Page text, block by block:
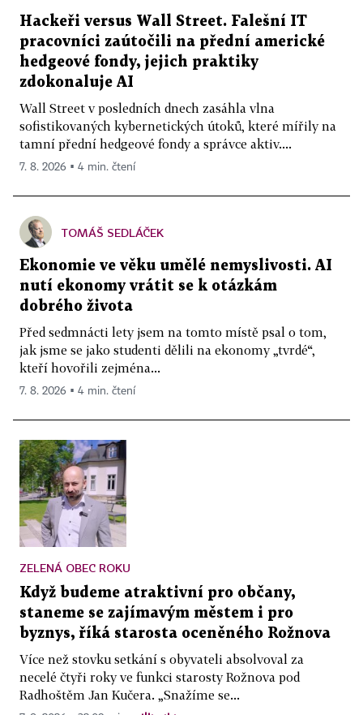
Hackeři versus Wall Street. Falešní IT
pracovníci zaútočili na přední americké
hedgeové fondy, jejich praktiky
zdokonaluje AI
Wall Street v posledních dnech zasáhla vlna
sofistikovaných kybernetických útoků, které mířily na
tamní přední hedgeové fondy a správce aktiv....
7. 8. 2026 ▪ 4 min. čtení
TOMÁŠ SEDLÁČEK
Ekonomie ve věku umělé nemyslivosti. AI
nutí ekonomy vrátit se k otázkám
dobrého života
Před sedmnácti lety jsem na tomto místě psal o tom,
jak jsme se jako studenti dělili na ekonomy „tvrdé“,
kteří hovořili zejména...
7. 8. 2026 ▪ 4 min. čtení
ZELENÁ OBEC ROKU
Když budeme atraktivní pro občany,
staneme se zajímavým městem i pro
byznys, říká starosta oceněného Rožnova
Více než stovku setkání s obyvateli absolvoval za
necelé čtyři roky ve funkci starosty Rožnova pod
Radhoštěm Jan Kučera. „Snažíme se...